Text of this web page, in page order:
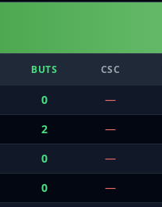
BUTS CSC
0 —
2 —
0 —
0 —